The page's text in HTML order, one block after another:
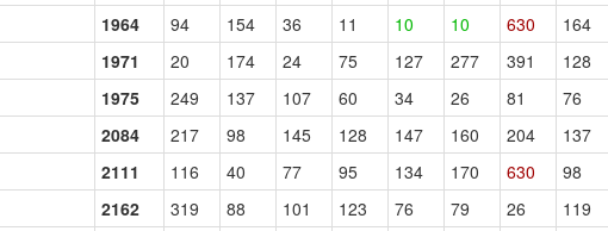
1964 94 154 36 11 10 10 630 164
1971 20 174 24 75 127 277 391 128
1975 249 137 107 60 34 26 81 76
2084 217 98 145 128 147 160 204 137
2111 116 40 77 95 134 170 630 98
2162 319 88 101 123 76 79 26 119